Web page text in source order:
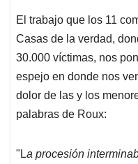
El trabajo que los 11
Casas de la verdad,
30.000 víctimas, nos
espejo en donde nos
dolor de las y los
palabras de Roux:
"La procesión